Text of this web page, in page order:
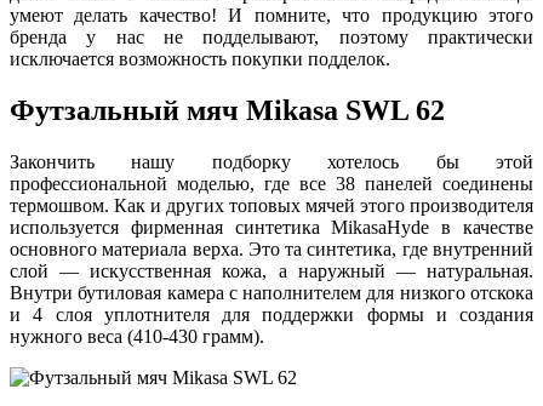
умеют делать качество! И помните, что продукцию этого
бренда у нас не подделывают, поэтому практически
исключается возможность покупки подделок.
Футзальный мяч Mikasa SWL 62
Закончить нашу подборку хотелось бы этой
профессиональной моделью, где все 38 панелей соединены
термошвом. Как и других топовых мячей этого производителя
используется фирменная синтетика MikasaHyde в качестве
основного материала верха. Это та синтетика, где внутренний
слой — искусственная кожа, а наружный — натуральная.
Внутри бутиловая камера с наполнителем для низкого отскока
и 4 слоя уплотнителя для поддержки формы и создания
нужного веса (410-430 грамм).